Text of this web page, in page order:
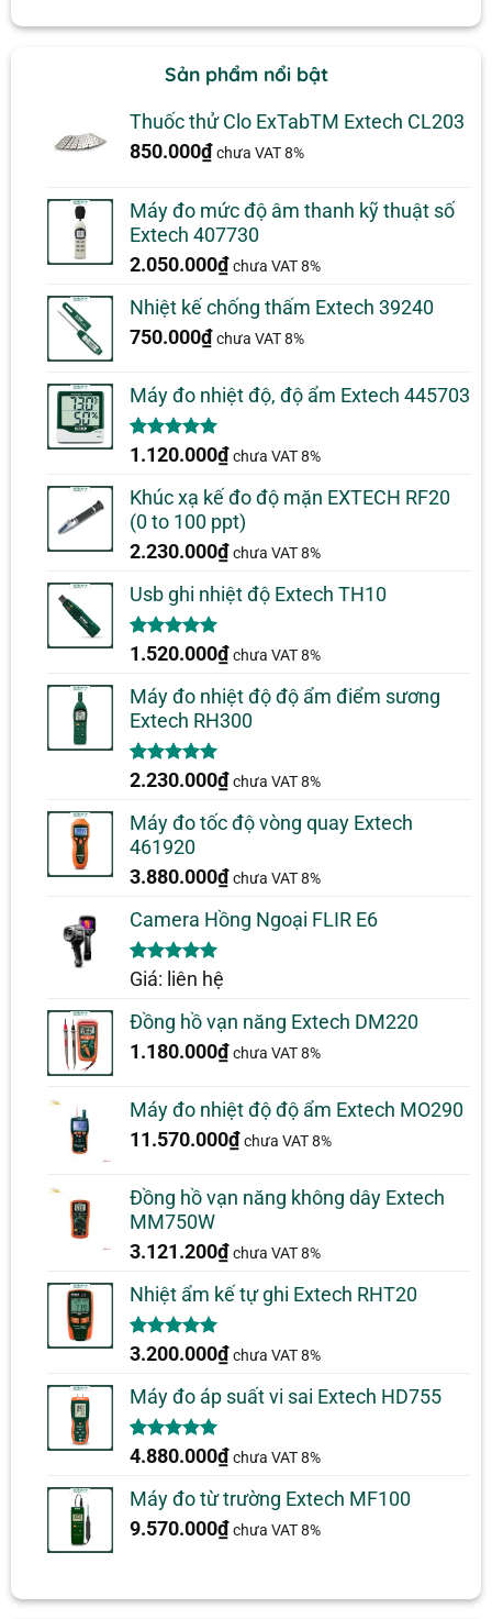
Sản phẩm nổi bật
Thuốc thử Clo ExTabTM Extech CL203
850.000₫ chưa VAT 8%
Máy đo mức độ âm thanh kỹ thuật số
Extech 407730
2.050.000₫ chưa VAT 8%
Nhiệt kế chống thấm Extech 39240
750.000₫ chưa VAT 8%
Máy đo nhiệt độ, độ ẩm Extech 445703
5.00trên 5
1
đánh giá
1.120.000₫ chưa VAT 8%
Khúc xạ kế đo độ mặn EXTECH RF20
(0 to 100 ppt)
2.230.000₫ chưa VAT 8%
Usb ghi nhiệt độ Extech TH10
5.00trên 5
1
đánh giá
1.520.000₫ chưa VAT 8%
Máy đo nhiệt độ độ ẩm điểm sương
Extech RH300
5.00trên 5
1
đánh giá
2.230.000₫ chưa VAT 8%
Máy đo tốc độ vòng quay Extech
461920
3.880.000₫ chưa VAT 8%
Camera Hồng Ngoại FLIR E6
5.00trên 5
1
đánh giá
Giá: liên hệ
Đồng hồ vạn năng Extech DM220
1.180.000₫ chưa VAT 8%
Máy đo nhiệt độ độ ẩm Extech MO290
11.570.000₫ chưa VAT 8%
Đồng hồ vạn năng không dây Extech
MM750W
3.121.200₫ chưa VAT 8%
Nhiệt ẩm kế tự ghi Extech RHT20
5.00trên 5
2
đánh giá
3.200.000₫ chưa VAT 8%
Máy đo áp suất vi sai Extech HD755
5.00trên 5
1
đánh giá
4.880.000₫ chưa VAT 8%
Máy đo từ trường Extech MF100
9.570.000₫ chưa VAT 8%